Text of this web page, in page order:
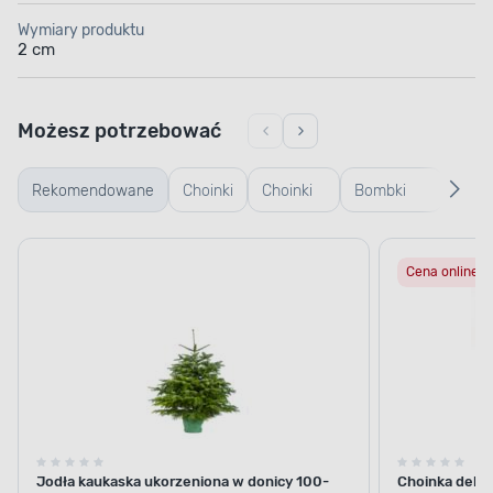
Wymiary produktu
2 cm
Rekomendowane Choinki
żywe
Choinki
sztuczne
Bombki
plastikowe
Możesz potrzebować
Jodła kaukaska ukorzeniona w donicy 100-
Cena online
Choinka